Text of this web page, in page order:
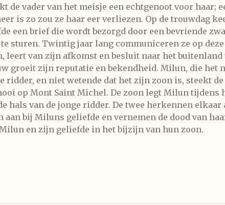
vader van het meisje een echtgenoot voor haar;
is zo zou ze haar eer verliezen. Op de trouwdag
een brief die wordt bezorgd door een bevriende
sturen. Twintig jaar lang communiceren ze op
leert van zijn afkomst en besluit naar het
groeit zijn reputatie en bekendheid. Milun, die het
ridder, en niet wetende dat het zijn zoon is, steekt
op Mont Saint Michel. De zoon legt Milun tijdens
van de jonge ridder. De twee herkennen elkaar
aan bij Miluns geliefde en vernemen de dood van
en zijn geliefde in het bijzijn van hun zoon.